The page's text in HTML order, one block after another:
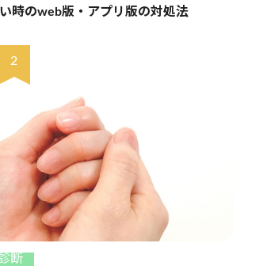
時のweb版・アプリ版の対処法
断